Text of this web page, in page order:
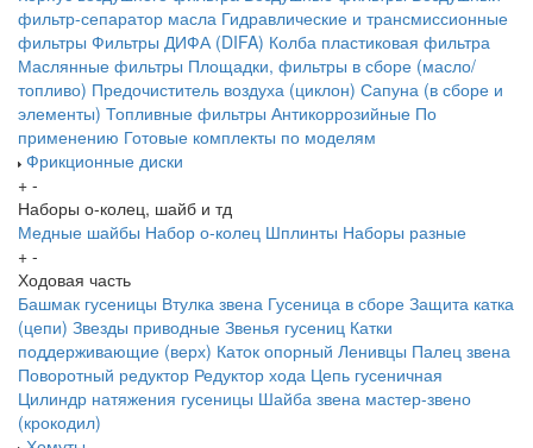
фильтр-сепаратор масла Гидравлические и трансмиссионные
фильтры Фильтры ДИФА (DIFA) Колба пластиковая фильтра
Маслянные фильтры Площадки, фильтры в сборе (масло/
топливо) Предочиститель воздуха (циклон) Сапуна (в сборе и
элементы) Топливные фильтры Антикоррозийные По
применению Готовые комплекты по моделям
Фрикционные диски
+ -
Наборы о-колец, шайб и тд
Медные шайбы Набор о-колец Шплинты Наборы разные
+ -
Ходовая часть
Башмак гусеницы Втулка звена Гусеница в сборе Защита катка
(цепи) Звезды приводные Звенья гусениц Катки
поддерживающие (верх) Каток опорный Ленивцы Палец звена
Поворотный редуктор Редуктор хода Цепь гусеничная
Цилиндр натяжения гусеницы Шайба звена мастер-звено
(крокодил)